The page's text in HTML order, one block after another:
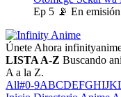
Ep 5 📡 En emisión
Únete Ahora
LISTA A-Z Buscando
A a la Z.
All#0-9ABCDEFGHIJK